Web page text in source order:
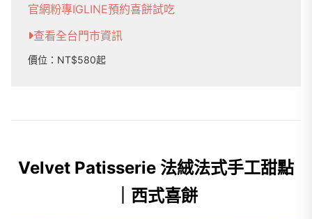
官網粉專IGLINE預約喜餅試吃
查看全台門市資訊
價位：NT$580起
Velvet Patisserie 法絨法式手工甜點
｜西式喜餅